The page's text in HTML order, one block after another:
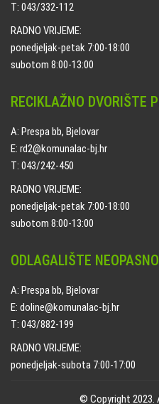
T: 043/332-112
RADNO VRIJEME:
ponedjeljak-petak 7:00-18:00
subotom 8:00-13:00
RECIKLAŽNO DVORIŠTE
A: Prespa bb, Bjelovar
E: rd2@komunalac-bj.hr
T: 043/242-450
RADNO VRIJEME:
ponedjeljak-petak 7:00-18:00
subotom 8:00-13:00
ODLAGALIŠTE
A: Prespa bb, Bjelovar
E: doline@komunalac-bj.hr
T: 043/882-199
RADNO VRIJEME:
ponedjeljak-subota 7:00-17:00
© Copyright 2023.